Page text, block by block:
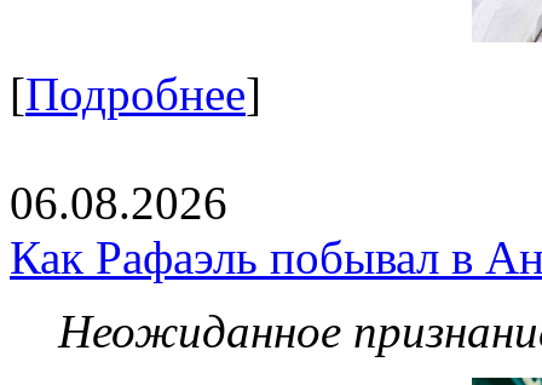
[Подробнее]
06.08.2026
Как Рафаэль побывал в
Неожиданное